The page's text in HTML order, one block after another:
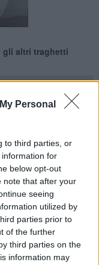
Personal
to third parties, or
for
below opt-out
note that after your
seeing
utilized by
parties prior to
of the further
third parties on the
information may
gli altri traghetti
meteo per vento
e Piombino.
Cavo e Piombino, è
Piombino per Rio